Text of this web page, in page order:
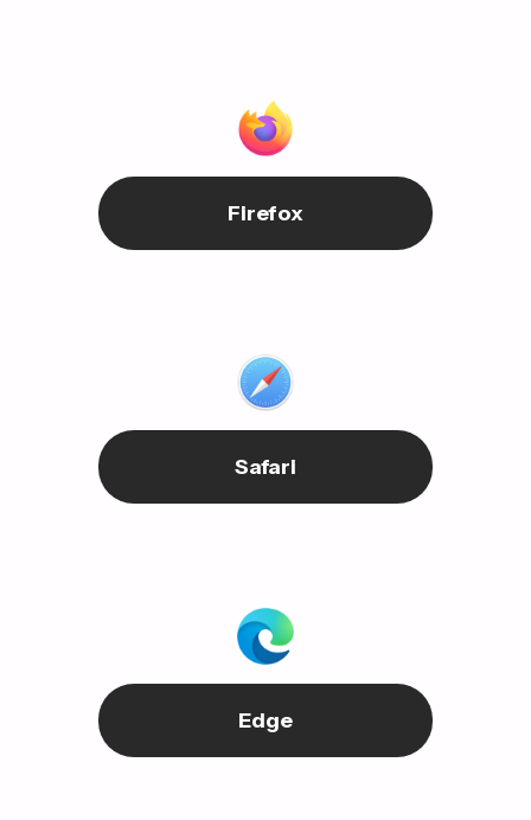
Firefox
Safari
Edge